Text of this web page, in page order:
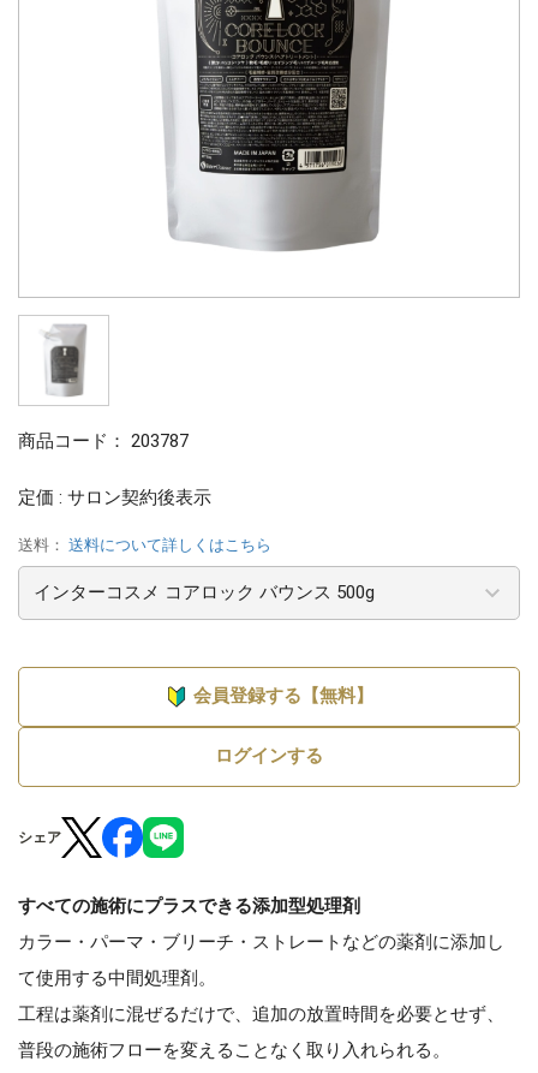
商品コード： 203787
定価 : サロン契約後表示
送料： 送料について詳しくはこちら
会員登録する【無料】
ログインする
シェア
すべての施術にプラスできる添加型処理剤
カラー・パーマ・ブリーチ・ストレートなどの薬剤に添加し
て使用する中間処理剤。
工程は薬剤に混ぜるだけで、追加の放置時間を必要とせず、
普段の施術フローを変えることなく取り入れられる。